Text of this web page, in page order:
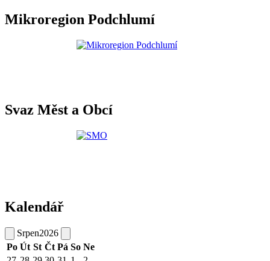
Mikroregion Podchlumí
Svaz Měst a Obcí
Kalendář
Srpen2026
Po Út St Čt Pá So Ne